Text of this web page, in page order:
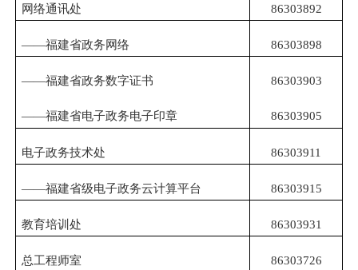
网络通讯处 86303892
——福建省政务网络 86303898
——福建省政务数字证书
——福建省电子政务电子印章
86303903
86303905
电子政务技术处 86303911
——福建省级电子政务云计算平台 86303915
教育培训处 86303931
总工程师室 86303726